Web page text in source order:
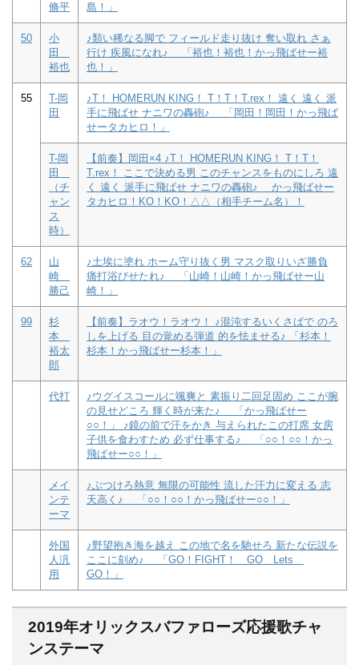
脩平
島！」
50
小
田
裕也
♪類い稀なる脚で フィールド走り抜け 奪い取れ さぁ
行け 疾風になれ♪ 「裕也！裕也！かっ飛ばせー裕
也！」
55
T-岡
田
♪T！ HOMERUN KING！ T！T！T.rex！ 遠く 遠く 派
手に飛ばせ ナニワの轟砲♪ 「岡田！岡田！かっ飛ば
せータカヒロ！」
T-岡
田
（チ
ャン
ス
時）
【前奏】岡田×4 ♪T！ HOMERUN KING！ T！T！
T.rex！ ここで決める男 このチャンスをものにしろ 遠
く 遠く 派手に飛ばせ ナニワの轟砲♪ かっ飛ばせー
タカヒロ！KO！KO！△△（相手チーム名）！
62
山
崎
勝己
♪土埃に塗れ ホーム守り抜く男 マスク取りいざ勝負
痛打浴びせたれ♪ 「山崎！山崎！かっ飛ばせー山
崎！」
99
杉
本
裕太
郎
【前奏】ラオウ！ラオウ！ ♪混沌するいくさばで のろ
しを上げる 目の覚める弾道 的を怯ませる♪ 「杉本！
杉本！かっ飛ばせー杉本！」
代打
♪ウグイスコールに颯爽と 素振り二回足固め ここが腕
の見せどころ 輝く時が来た♪ 「かっ飛ばせー
○○！」 ♪鏡の前で汗をかき 与えられたこの打席 女房
子供を食わすため 必ず仕事する♪ 「○○！○○！かっ
飛ばせー○○！」
メイ
ンテ
ーマ
♪ぶつけろ熱意 無限の可能性 流した汗力に変える 志
天高く♪ 「○○！○○！かっ飛ばせー○○！」
外国
人汎
用
♪野望抱き海を越え この地で名を馳せろ 新たな伝説を
ここに刻め♪ 「GO！FIGHT！ GO Lets
GO！」
2019年オリックスバファローズ応援歌チャ
ンステーマ